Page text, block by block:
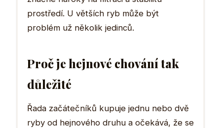
prostředí. U větších ryb může být
problém už několik jedinců.
Proč je hejnové chování tak
důležité
Řada začátečníků kupuje jednu nebo dvě
ryby od hejnového druhu a očekává, že se